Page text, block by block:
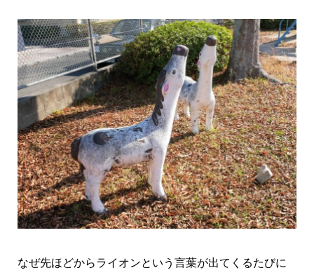
なぜ先ほどからライオンという言葉が出てくるたびに